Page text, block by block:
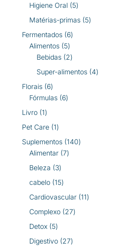
Higiene Oral 55
produtos
Matérias-primas 55
Fermentados 66
Alimentos 55
produtos
Bebidas 22
produtos
Super-alimentos 44
Florais 66
produtos
Fórmulas 66
Livro 11
produto
Pet Care 11
produto
Suplementos 140140
Alimentar 77
Beleza 33
produtos
cabelo 1515
produtos
Cardiovascular 1111
Complexo 2727
Detox 55
produtos
Digestivo 2727